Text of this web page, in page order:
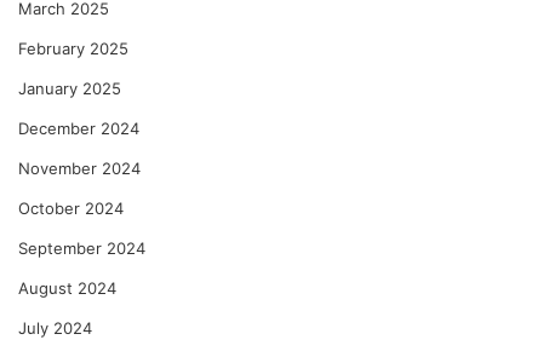
March 2025
February 2025
January 2025
December 2024
November 2024
October 2024
September 2024
August 2024
July 2024